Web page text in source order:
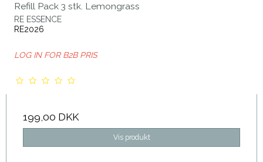
Refill Pack 3 stk. Lemongrass
RE ESSENCE
RE2026
LOG IN FOR B2B PRIS
199,00 DKK
Vis produkt